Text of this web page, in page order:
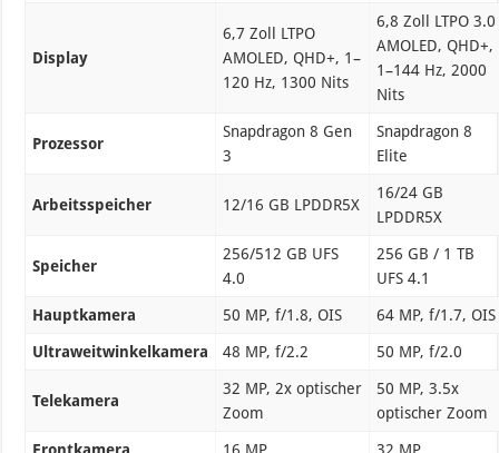
Display
6,7 Zoll LTPO
AMOLED, QHD+, 1–
120 Hz, 1300 Nits
6,8 Zoll LTPO 3.0
AMOLED, QHD+,
1–144 Hz, 2000
Nits
Prozessor
Snapdragon 8 Gen
3
Snapdragon 8
Elite
Arbeitsspeicher 12/16 GB LPDDR5X
16/24 GB
LPDDR5X
Speicher
256/512 GB UFS
4.0
256 GB / 1 TB
UFS 4.1
Hauptkamera 50 MP, f/1.8, OIS 64 MP, f/1.7, OIS
Ultraweitwinkelkamera 48 MP, f/2.2 50 MP, f/2.0
Telekamera
32 MP, 2x optischer
Zoom
50 MP, 3.5x
optischer Zoom